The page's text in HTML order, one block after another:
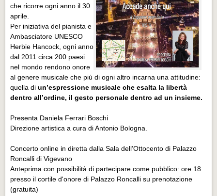
che ricorre ogni anno il 30
aprile.
Per iniziativa del pianista e
Ambasciatore UNESCO
Herbie Hancock, ogni anno
dal 2011 circa 200 paesi
nel mondo rendono onore
al genere musicale che più di ogni altro incarna una attitudine:
quella diun’espressione musicale che esalta la libertà
dentro all’ordine, il gesto personale dentro ad un insieme.
Presenta Daniela Ferrari Boschi
Direzione artistica a cura di Antonio Bologna.
Concerto online in diretta dalla Sala dell’Ottocento di Palazzo
Roncalli di Vigevano
Anteprima con possibilità di partecipare come pubblico: ore 18
presso il cortile d'onore di Palazzo Roncalli su prenotazione
(gratuita)